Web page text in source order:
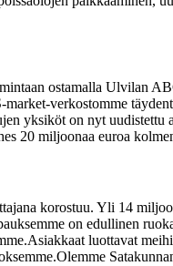
ostamalla Ulvilan
market-verkostomme
yksiköt on nyt uudistettu
20 miljoonaa euroa
korostuu. Yli 14
on edullinen
Asiakkaat luottavat
Olemme